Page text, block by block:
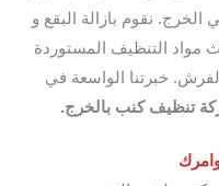
نقوم بازالة البقع و
مواد التنظيف المستوردة
خبرتنا الواسعة في
تنظيف كنب بالخرج.